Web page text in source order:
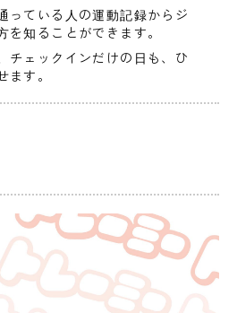
っている人の運動記録からジ
を知ることができます。
チェックインだけの日も、ひ
す。